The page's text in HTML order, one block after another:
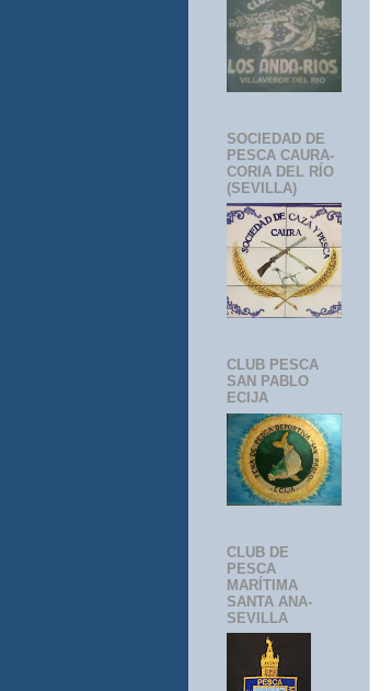
SOCIEDAD DE
PESCA CAURA-
CORIA DEL RÍO
(SEVILLA)
CLUB PESCA
SAN PABLO
ECIJA
CLUB DE
PESCA
MARÍTIMA
SANTA ANA-
SEVILLA